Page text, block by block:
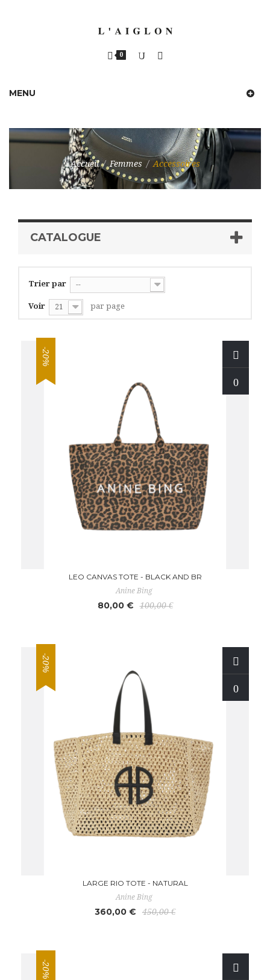
0
MENU
Accueil / Femmes / Accessoires
CATALOGUE
Trier par --
Voir 21 par page
-20%
LEO CANVAS TOTE - BLACK AND BR
Anine Bing
80,00 € 100,00 €
-20%
LARGE RIO TOTE - NATURAL
Anine Bing
360,00 € 450,00 €
-20%